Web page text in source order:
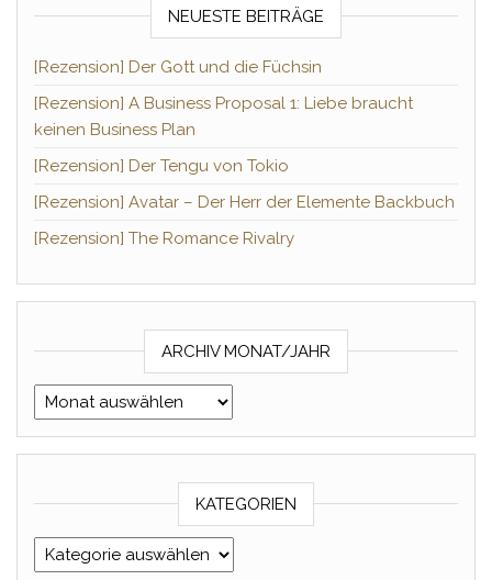
NEUESTE BEITRÄGE
[Rezension] Der Gott und die Füchsin
[Rezension] A Business Proposal 1: Liebe braucht
keinen Business Plan
[Rezension] Der Tengu von Tokio
[Rezension] Avatar – Der Herr der Elemente Backbuch
[Rezension] The Romance Rivalry
ARCHIV MONAT/JAHR
Archiv Monat/Jahr
KATEGORIEN
Kategorien